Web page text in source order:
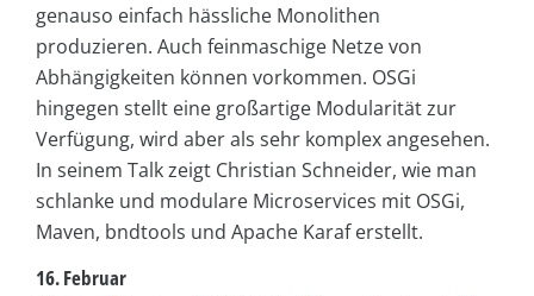
genauso einfach hässliche Monolithen
produzieren. Auch feinmaschige Netze von
Abhängigkeiten können vorkommen. OSGi
hingegen stellt eine großartige Modularität zur
Verfügung, wird aber als sehr komplex angesehen.
In seinem Talk zeigt Christian Schneider, wie man
schlanke und modulare Microservices mit OSGi,
Maven, bndtools und Apache Karaf erstellt.
16. Februar